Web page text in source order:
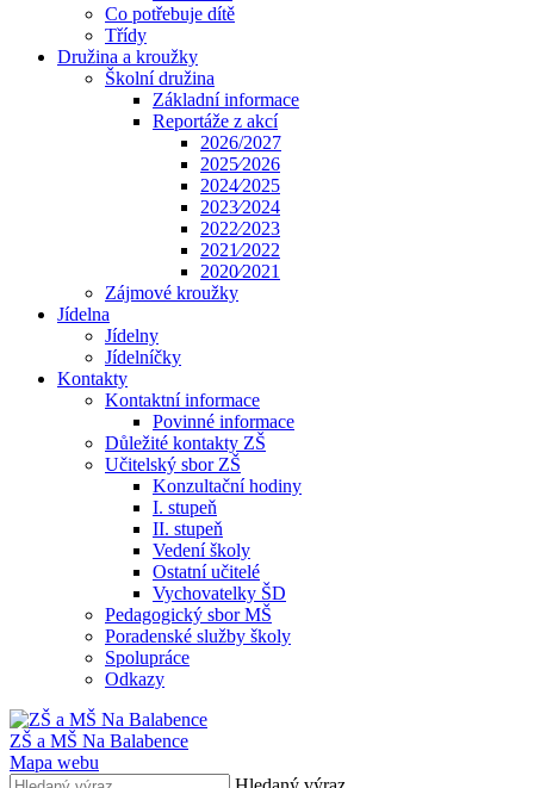
Co potřebuje dítě
Třídy
Družina a kroužky
Školní družina
Základní informace
Reportáže z akcí
2026/2027
2025⁄2026
2024⁄2025
2023⁄2024
2022⁄2023
2021⁄2022
2020⁄2021
Zájmové kroužky
Jídelna
Jídelny
Jídelníčky
Kontakty
Kontaktní informace
Povinné informace
Důležité kontakty ZŠ
Učitelský sbor ZŠ
Konzultační hodiny
I. stupeň
II. stupeň
Vedení školy
Ostatní učitelé
Vychovatelky ŠD
Pedagogický sbor MŠ
Poradenské služby školy
Spolupráce
Odkazy
ZŠ a MŠ Na Balabence
Mapa webu